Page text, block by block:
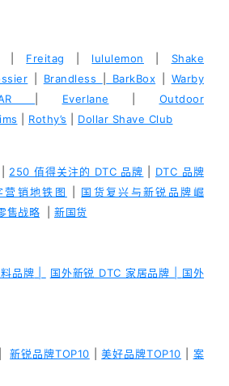
Freitag lululemon
Shake
Brandless BarkBox
Warby
Everlane
Outdoor
Rothy’s Dollar Shave Club
250 值得关注的 DTC 品牌
DTC 品牌
营销地铁图
国货复兴与新锐品牌崛
售战略 新国货
品牌
国外新锐 DTC 家居品牌 | 国外
|新锐品牌TOP10 |美好品牌TOP10
案